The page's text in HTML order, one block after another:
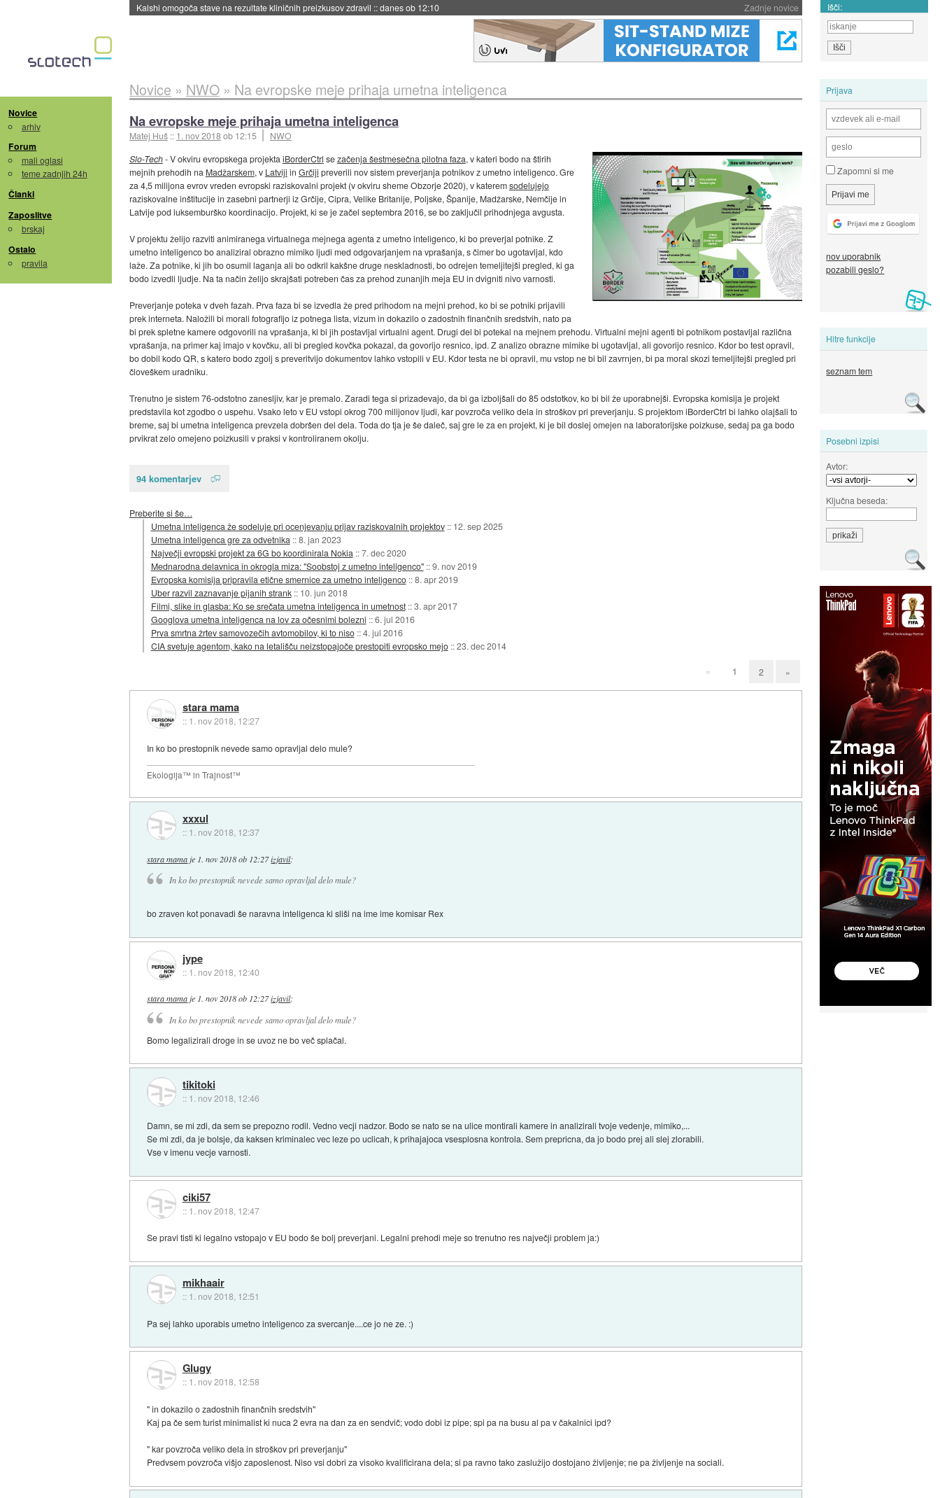
Zadnje novice
Sandisk že prodal več kot polovico SSD-jev za naslednji dve leti::danes ob 11:37 Išči:
Novice
arhiv
Forum
mali oglasi
teme zadnjih 24h
Članki
Zaposlitve
brskaj
Ostalo
pravila
Prijava
Zapomni si me
nov uporabnik
pozabili geslo?
Hitre funkcije
seznam tem
Posebni izpisi
Avtor:
Ključna beseda:
Novice » NWO» Na evropske meje prihaja umetna inteligenca
Na evropske meje prihaja umetna inteligenca
Matej Huš :: 1. nov 2018ob 12:15
NWO
Slo-Tech- V okviru evropskega projekta iBorderCtrl sezačenja šestmesečna pilotna faza, v kateri bodo na štirih
mejnih prehodih na Madžarskem, v Latviji in Grčiji preverili nov sistem preverjanja potnikov z umetno inteligenco. Gre
za 4,5 milijona evrov vreden evropski raziskovalni projekt (v okviru sheme Obzorje 2020), v kateremsodelujejo
raziskovalne inštitucije in zasebni partnerji iz Grčije, Cipra, Velike Britanije, Poljske, Španije, Madžarske, Nemčije in
Latvije pod luksemburško koordinacijo. Projekt, ki se je začel septembra 2016, se bo zaključil prihodnjega avgusta.
V projektu želijo razviti animiranega virtualnega mejnega agenta z umetno inteligenco, ki bo preverjal potnike. Z
umetno inteligenco bo analiziral obrazno mimiko ljudi med odgovarjanjem na vprašanja, s čimer bo ugotavljal, kdo
laže. Za potnike, ki jih bo osumil laganja ali bo odkril kakšne druge neskladnosti, bo odrejen temeljitejši pregled, ki ga
bodo izvedli ljudje. Na ta način želijo skrajšati potreben čas za prehod zunanjih meja EU in dvigniti nivo varnosti.
Preverjanje poteka v dveh fazah. Prva faza bi se izvedla že pred prihodom na mejni prehod, ko bi se potniki prijavili
prek interneta. Naložili bi morali fotografijo iz potnega lista, vizum in dokazilo o zadostnih finančnih sredstvih, nato pa
bi prek spletne kamere odgovorili na vprašanja, ki bi jih postavljal virtualni agent. Drugi del bi potekal na mejnem prehodu. Virtualni mejni agenti bi potnikom postavljal različna
vprašanja, na primer kaj imajo v kovčku, ali bi pregled kovčka pokazal, da govorijo resnico, ipd. Z analizo obrazne mimike bi ugotavljal, ali govorijo resnico. Kdor bo test opravil,
bo dobil kodo QR, s katero bodo zgolj s preveritvijo dokumentov lahko vstopili v EU. Kdor testa ne bi opravil, mu vstop ne bi bil zavrnjen, bi pa moral skozi temeljitejši pregled pri
človeškem uradniku.
Trenutno je sistem 76-odstotno zanesljiv, kar je premalo. Zaradi tega si prizadevajo, da bi ga izboljšali do 85 odstotkov, ko bi bil že uporabnejši. Evropska komisija je projekt
predstavila kot zgodbo o uspehu. Vsako leto v EU vstopi okrog 700 milijonov ljudi, kar povzroča veliko dela in stroškov pri preverjanju. S projektom iBorderCtrl bi lahko olajšali to
breme, saj bi umetna inteligenca prevzela dobršen del dela. Toda do tja je še daleč, saj gre le za en projekt, ki je bil doslej omejen na laboratorijske poizkuse, sedaj pa ga bodo
prvikrat zelo omejeno poizkusili v praksi v kontroliranem okolju.
94 komentarjev
Preberite si še…
Umetna inteligenca že sodeluje pri ocenjevanju prijav raziskovalnih projektov :: 12. sep 2025
Umetna inteligenca gre za odvetnika ::8. jan 2023
Največji evropski projekt za 6G bo koordinirala Nokia ::7. dec 2020
Mednarodna delavnica in okrogla miza: "Soobstoj z umetno inteligenco" ::9. nov 2019
Evropska komisija pripravila etične smernice za umetno inteligenco ::8. apr 2019
Uber razvil zaznavanje pijanih strank :: 10. jun 2018
Filmi, slike in glasba: Ko se srečata umetna inteligenca in umetnost ::3. apr 2017
Googlova umetna inteligenca na lov za očesnimi bolezni ::6. jul 2016
Prva smrtna žrtev samovozečih avtomobilov, ki to niso ::4. jul 2016
CIA svetuje agentom, kako na letališču neizstopajoče prestopiti evropsko mejo ::23. dec 2014
« 1 2 »
stara mama
:: 1. nov 2018, 12:27
In ko bo prestopnik nevede samo opravljal delo mule?
Ekologija™ in Trajnost™
xxxul
:: 1. nov 2018, 12:37
stara mama je 1. nov 2018 ob 12:27izjavil:
In ko bo prestopnik nevede samo opravljal delo mule?
bo zraven kot ponavadi še naravna inteligenca ki sliši na ime ime komisar Rex
jype
:: 1. nov 2018, 12:40
stara mamaje 1. nov 2018 ob 12:27izjavil:
In ko bo prestopnik nevede samo opravljal delo mule?
Bomo legalizirali droge in se uvoz ne bo več splačal.
tikitoki
:: 1. nov 2018, 12:46
Damn, se mi zdi, da sem se prepozno rodil. Vedno vecji nadzor. Bodo se nato se na ulice montirali kamere in analizirali tvoje vedenje, mimiko,...
Se mi zdi, da je bolsje, da kaksen kriminalec vec leze po uclicah, k prihajajoca vsesplosna kontrola. Sem prepricna, da jo bodo prej ali slej zlorabili.
Vse v imenu vecje varnosti.
ciki57
:: 1. nov 2018, 12:47
Se pravi tisti ki legalno vstopajo v EU bodo še bolj preverjani. Legalni prehodi meje so trenutno res največji problem ja:)
mikhaair
:: 1. nov 2018, 12:51
Pa sej lahko uporabis umetno inteligenco za svercanje....ce jo ne ze. :)
Glugy
:: 1. nov 2018, 12:58
" in dokazilo o zadostnih finančnih sredstvih"
Kaj pa če sem turist minimalist ki nuca 2 evra na dan za en sendvič; vodo dobi iz pipe; spi pa na busu al pa v čakalnici ipd?
" kar povzroča veliko dela in stroškov pri preverjanju"
Predvsem povzroča višjo zaposlenost. Niso vsi dobri za visoko kvalificirana dela; si pa ravno tako zaslužijo dostojano življenje; ne pa življenje na sociali.